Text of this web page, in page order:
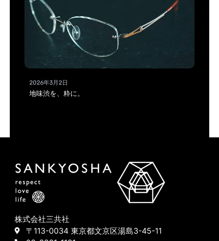
2026年3月2日
地味渋を、粋に。
株式会社三共社
〒113-0034 東京都文京区湯島3-45-11